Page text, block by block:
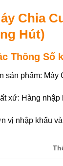
Chia
Hút)
Thông Số
sản phẩm: Máy
xứ: Hàng nhập
vị nhập khẩu